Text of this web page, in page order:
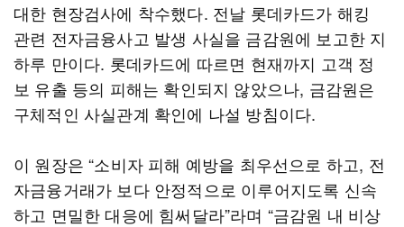
대한 현장검사에 착수했다. 전날 롯데카드가 해킹
관련 전자금융사고 발생 사실을 금감원에 보고한 지
하루 만이다. 롯데카드에 따르면 현재까지 고객 정
보 유출 등의 피해는 확인되지 않았으나, 금감원은
구체적인 사실관계 확인에 나설 방침이다.
이 원장은 “소비자 피해 예방을 최우선으로 하고, 전
자금융거래가 보다 안정적으로 이루어지도록 신속
하고 면밀한 대응에 힘써달라”라며 “금감원 내 비상